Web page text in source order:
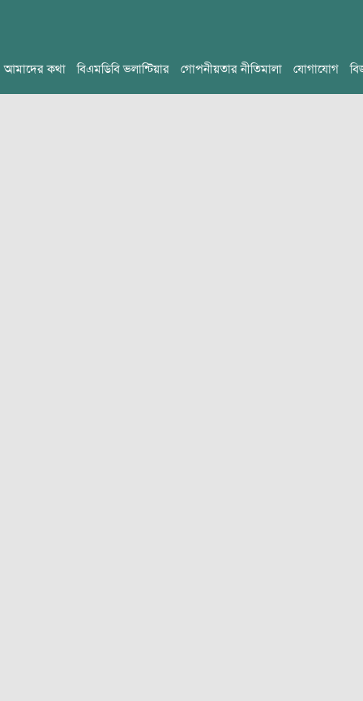
আমাদের কথা বিএমডিবি ভলান্টিয়ার গোপনীয়তার নীতিমালা যোগাযোগ